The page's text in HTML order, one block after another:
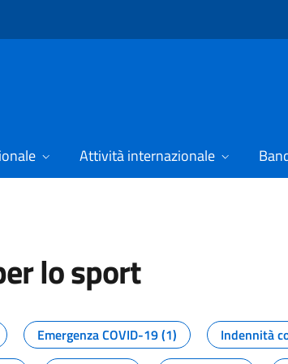
Attività internazionale
lo sport
dal Dipartimento per
Emergenza COVID-19 (1) Indennità